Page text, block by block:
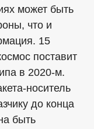
может быть
что и
15
поставит
в 2020-м.
носитель
до конца
быть